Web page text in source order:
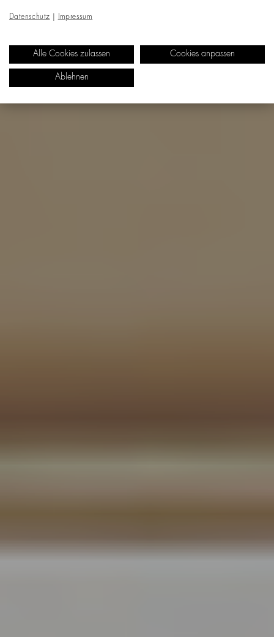
Datenschutz Impressum
Alle Cookies zulassen Cookies anpassen
Ablehnen